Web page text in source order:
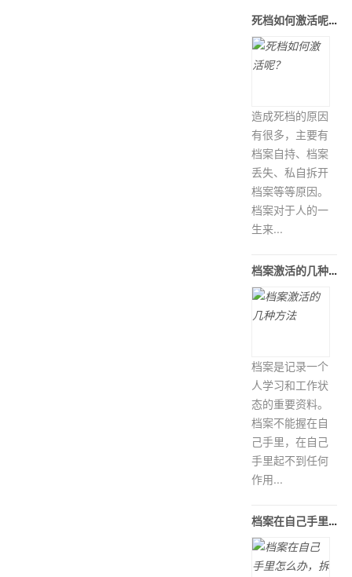
死档如何激活呢？
造成死档的原因
有很多，主要有
档案自持、档案
丢失、私自拆开
档案等等原因。
档案对于人的一
生来...
档案激活的几种方法
档案是记录一个
人学习和工作状
态的重要资料。
档案不能握在自
己手里，在自己
手里起不到任何
作用...
档案在自己手里怎么办，拆开了怎么重